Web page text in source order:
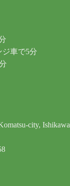
車で5分
city, Ishikawa